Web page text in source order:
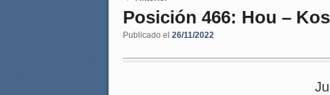
Posición 466: Hou –
Publicado el 26/11/2022